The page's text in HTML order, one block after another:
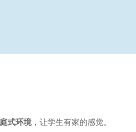
式环境，让学生有家的感觉。